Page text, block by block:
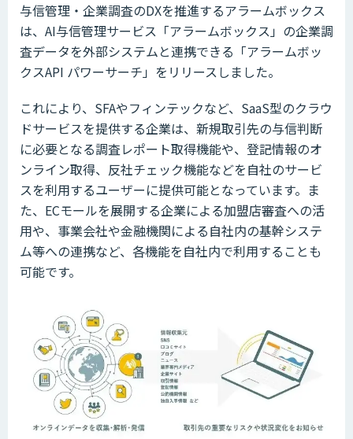
与信管理・企業調査のDXを推進するアラームボックス
は、AI与信管理サービス「アラームボックス」の企業調
査データを外部システムと連携できる「アラームボッ
クスAPI パワーサーチ」をリリースしました。
これにより、SFAやフィンテックなど、SaaS型のクラウ
ドサービスを提供する企業は、新規取引先の与信判断
に必要となる調査レポート取得機能や、登記情報のオ
ンライン取得、反社チェック機能などを自社のサービ
スを利用するユーザーに提供可能となっています。ま
た、ECモールを展開する企業による加盟店審査への活
用や、事業会社や金融機関による自社内の基幹システ
ム等への連携など、各機能を自社内で利用することも
可能です。